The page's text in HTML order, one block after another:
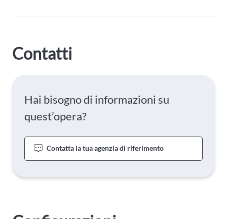
Contatti
Hai bisogno di informazioni su
quest’opera?
Contatta la tua agenzia di riferimento